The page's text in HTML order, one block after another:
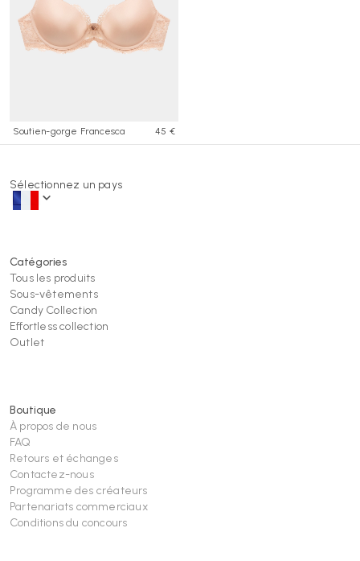
Soutien-gorge Francesca 45 €
Sélectionnez un pays
Catégories
Tous les produits
Sous-vêtements
Candy Collection
Effortless collection
Outlet
Boutique
À propos de nous
FAQ
Retours et échanges
Contactez-nous
Programme des créateurs
Partenariats commerciaux
Conditions du concours